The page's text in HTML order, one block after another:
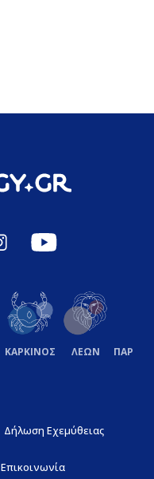
ΚΑΡΚΙΝΟΣ ΛΕΩΝ
Δήλωση Εχεμύθειας
Επικοινωνία